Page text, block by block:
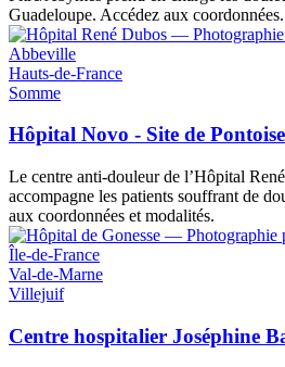
Guadeloupe. Accédez aux coordonnées.
Abbeville
Hauts-de-France
Somme
Hôpital Novo - Site de Pontoise
Le centre anti-douleur de l’Hôpital
accompagne les patients souffrant de
aux coordonnées et modalités.
Île-de-France
Val-de-Marne
Villejuif
Centre hospitalier Joséphine